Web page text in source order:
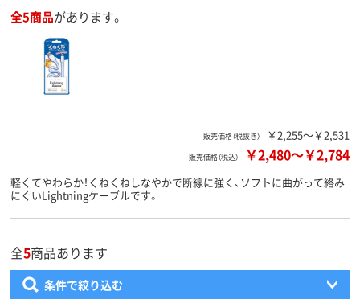
全5商品があります。
販売価格（税抜き） ￥2,255～￥2,531
販売価格（税込） ￥2,480～￥2,784
軽くてやわらか！くねくねしなやかで断線に強く、ソフトに曲がって絡み
にくいLightningケーブルです。
全5商品あります
条件で絞り込む